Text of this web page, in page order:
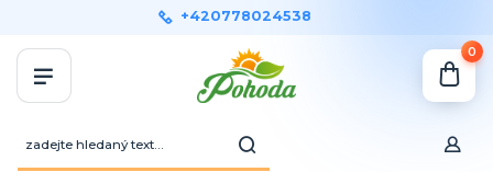
+420778024538
0